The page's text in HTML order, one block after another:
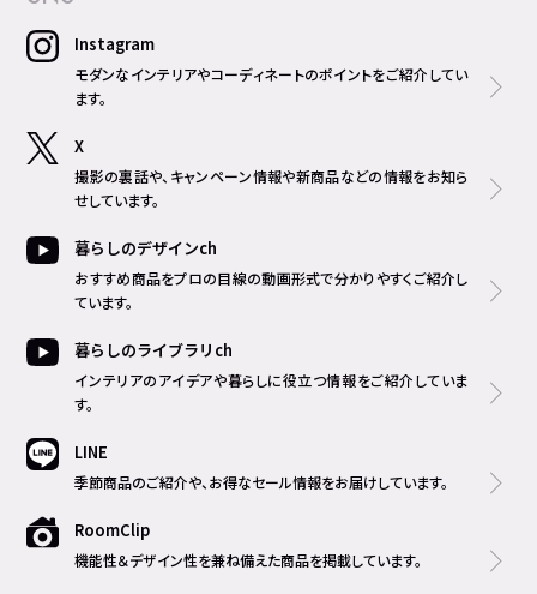
Instagram
モダンなインテリアやコーディネートのポイントをご紹介してい
ます。
X
撮影の裏話や、キャンペーン情報や新商品などの情報をお知ら
せしています。
暮らしのデザインch
おすすめ商品をプロの目線の動画形式で分かりやすくご紹介し
ています。
暮らしのライブラリch
インテリアのアイデアや暮らしに役立つ情報をご紹介していま
す。
LINE
季節商品のご紹介や、お得なセール情報をお届けしています。
RoomClip
機能性＆デザイン性を兼ね備えた商品を掲載しています。